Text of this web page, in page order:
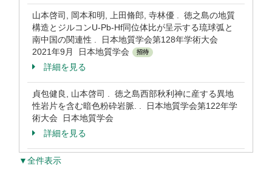
山本啓司, 岡本和明, 上田脩郎, 寺林優 . 徳之島の地質
構造とジルコンU-Pb-Hf同位体比が呈示する琉球弧と
南中国の関連性 . 日本地質学会第128年学術大会
2021年9月 日本地質学会
招待
詳細を見る
貞包健良, 山本啓司 . 徳之島西部秋利神に産する異地
性岩片を含む暗色粉砕岩脈. . 日本地質学会第122年学
術大会 日本地質学会
詳細を見る
▼全件表示